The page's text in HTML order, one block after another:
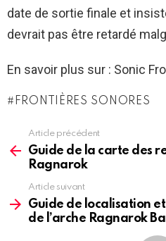
date de sortie finale et
devrait pas être retardé
En savoir plus sur : Sonic
FRONTIÈRES SONORES
more
Article précédent
Guide de la carte des
Ragnarok
Article suivant
Guide de localisation
de l’arche Ragnarok